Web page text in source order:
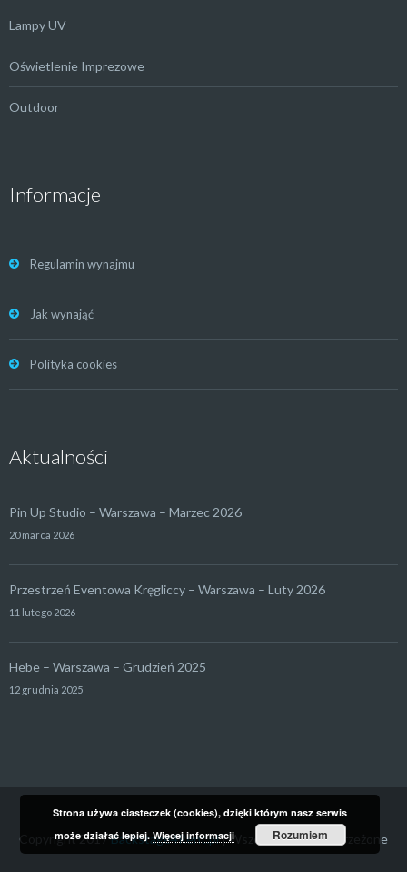
Lampy UV
Oświetlenie Imprezowe
Outdoor
Informacje
Regulamin wynajmu
Jak wynająć
Polityka cookies
Aktualności
Pin Up Studio – Warszawa – Marzec 2026
20 marca 2026
Przestrzeń Eventowa Kręgliccy – Warszawa – Luty 2026
11 lutego 2026
Hebe – Warszawa – Grudzień 2025
12 grudnia 2025
Copyright 2017Backstage4Rent.pl| Wszelkie prawa zastrzeżone
Strona używa ciasteczek (cookies), dzięki którym nasz serwis
może działać lepiej.Więcej informacji Rozumiem